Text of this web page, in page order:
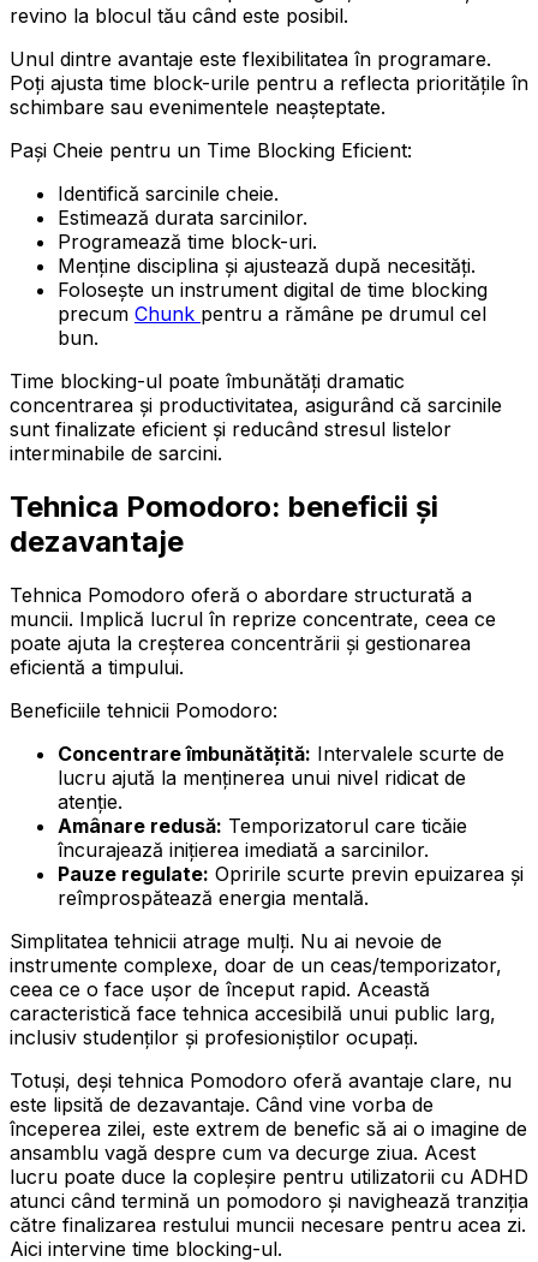
revino la blocul tău când este posibil.
Unul dintre avantaje este flexibilitatea în programare.
Poți ajusta time block-urile pentru a reflecta prioritățile în
schimbare sau evenimentele neașteptate.
Pași Cheie pentru un Time Blocking Eficient:
Identifică sarcinile cheie.
Estimează durata sarcinilor.
Programează time block-uri.
Menține disciplina și ajustează după necesități.
Folosește un instrument digital de time blocking
precum Chunk pentru a rămâne pe drumul cel
bun.
Time blocking-ul poate îmbunătăți dramatic
concentrarea și productivitatea, asigurând că sarcinile
sunt finalizate eficient și reducând stresul listelor
interminabile de sarcini.
Tehnica Pomodoro: beneficii și
dezavantaje
Tehnica Pomodoro oferă o abordare structurată a
muncii. Implică lucrul în reprize concentrate, ceea ce
poate ajuta la creșterea concentrării și gestionarea
eficientă a timpului.
Beneficiile tehnicii Pomodoro:
Concentrare îmbunătățită: Intervalele scurte de
lucru ajută la menținerea unui nivel ridicat de
atenție.
Amânare redusă: Temporizatorul care ticăie
încurajează inițierea imediată a sarcinilor.
Pauze regulate: Opririle scurte previn epuizarea și
reîmprospătează energia mentală.
Simplitatea tehnicii atrage mulți. Nu ai nevoie de
instrumente complexe, doar de un ceas/temporizator,
ceea ce o face ușor de început rapid. Această
caracteristică face tehnica accesibilă unui public larg,
inclusiv studenților și profesioniștilor ocupați.
Totuși, deși tehnica Pomodoro oferă avantaje clare, nu
este lipsită de dezavantaje. Când vine vorba de
începerea zilei, este extrem de benefic să ai o imagine de
ansamblu vagă despre cum va decurge ziua. Acest
lucru poate duce la copleșire pentru utilizatorii cu ADHD
atunci când termină un pomodoro și navighează tranziția
către finalizarea restului muncii necesare pentru acea zi.
Aici intervine time blocking-ul.